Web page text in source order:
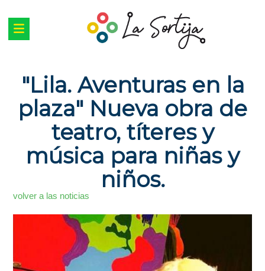
"Lila. Aventuras en la
plaza" Nueva obra de
teatro, títeres y
música para niñas y
niños.
volver a las noticias